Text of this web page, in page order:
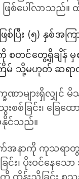
ဖြစ်ပေါ်လာသည်။
စ်ပြီး (၅) နှစ်အကြ
ကို စတင်တွေ့ရှိချိန်
မ် သို့မဟုတ် ဆရာ
ာများရှိလျှင် မိ
ေးစစ်ခြင်း၊ ခ
င်သည်။
အနာကို ကုသရာတွင်
း၊ ပိုးဝင်နေသေ
ာတ်ကို ထိန်းညှိခြ